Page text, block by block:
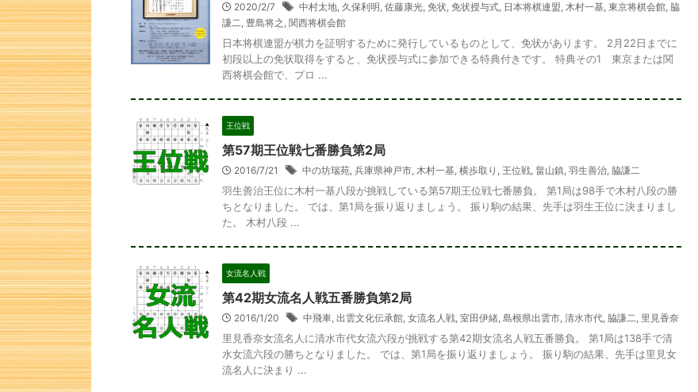
2020/2/7 中村太地, 久保利明, 佐藤康光, 免状, 免状授与式, 日本将棋連盟, 木村一基, 東京将棋会館, 脇
謙二, 豊島将之 , 関西将棋会館
日本将棋連盟が棋力を証明するために発行しているものとして、免状があります。 2月22日までに
初段以上の免状取得をすると、免状授与式に参加できる特典付きです。 特典その1 東京または関
西将棋会館で、プロ ...
王位戦
第57期王位戦七番勝負第2局
2016/7/21 中の坊瑞苑, 兵庫県神戸市, 木村一基, 横歩取り , 王位戦, 畠山鎮, 羽生善治, 脇謙二
羽生善治王位に木村一基八段が挑戦している第57期王位戦七番勝負。 第1局は98手で木村八段の勝
ちとなりました。 では、第1局を振り返りましょう。 振り駒の結果、先手は羽生王位に決まりまし
た。 木村八段 ...
女流名人戦
第42期女流名人戦五番勝負第2局
2016/1/20 中飛車, 出雲文化伝承館, 女流名人戦, 室田伊緒, 島根県出雲市, 清水市代, 脇謙二, 里見香奈
里見香奈女流名人に清水市代女流六段が挑戦する第42期女流名人戦五番勝負。 第1局は138手で清
水女流六段の勝ちとなりました。 では、第1局を振り返りましょう。 振り駒の結果、先手は里見女
流名人に決まり ...